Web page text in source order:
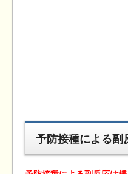
予防接種による副